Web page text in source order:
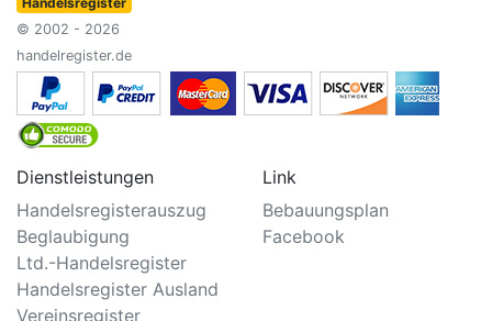
© 2002 - 2026
handelregister.de
Dienstleistungen
Handelsregisterauszug
Beglaubigung
Ltd.-Handelsregister
Handelsregister Ausland
Vereinsregister
Link
Bebauungsplan
Facebook